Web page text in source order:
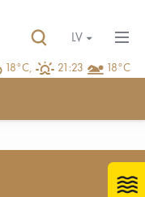
18°C, 21:23 18°C
LV